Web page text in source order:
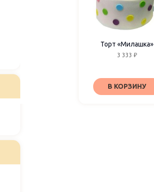
Торт «Милашка»
3 333 ₽
В КОРЗИНУ